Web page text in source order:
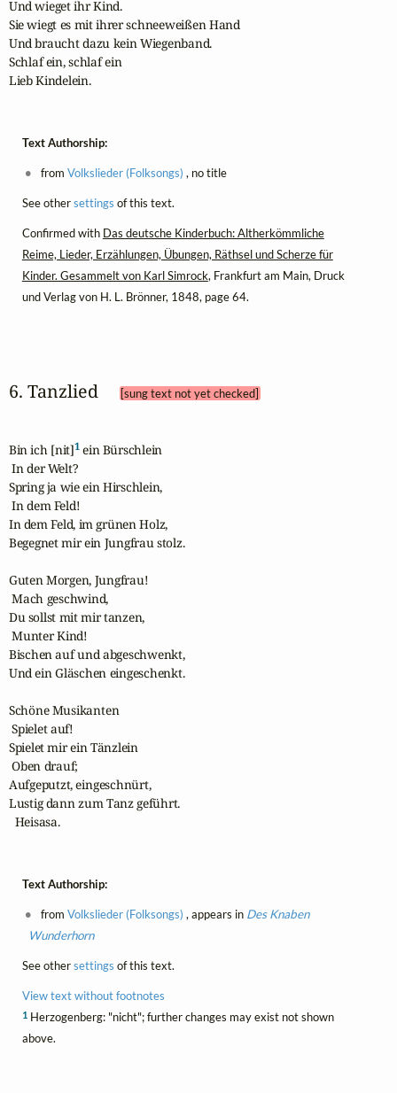
Und wieget ihr Kind.
Sie wiegt es mit ihrer schneeweißen Hand
Und braucht dazu kein Wiegenband.
Schlaf ein, schlaf ein
Lieb Kindelein.
Text Authorship:
from Volkslieder (Folksongs) , no title
See othersettings of this text.
Confirmed with Das deutsche Kinderbuch: Altherkömmliche
Reime, Lieder, Erzählungen, Übungen, Räthsel und Scherze für
Kinder. Gesammelt von Karl Simrock, Frankfurt am Main, Druck
und Verlag von H. L. Brönner, 1848, page 64.
6. Tanzlied [sung text not yet checked]
Bin ich [nit]1 ein Bürschlein
In der Welt?
Spring ja wie ein Hirschlein,
In dem Feld!
In dem Feld, im grünen Holz,
Begegnet mir ein Jungfrau stolz.
Guten Morgen, Jungfrau!
Mach geschwind,
Du sollst mit mir tanzen,
Munter Kind!
Bischen auf und abgeschwenkt,
Und ein Gläschen eingeschenkt.
Schöne Musikanten
Spielet auf!
Spielet mir ein Tänzlein
Oben drauf;
Aufgeputzt, eingeschnürt,
Lustig dann zum Tanz geführt.
  Heisasa.
Text Authorship:
from Volkslieder (Folksongs) , appears in Des Knaben
Wunderhorn
See othersettings of this text.
View text without footnotes
1Herzogenberg: "nicht"; further changes may exist not shown
above.